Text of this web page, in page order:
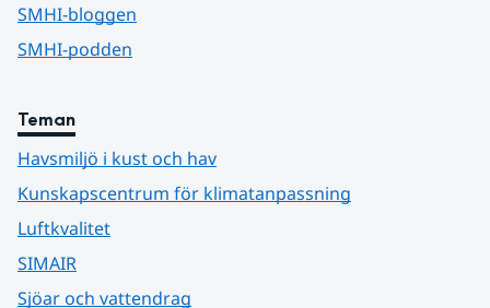
SMHI-bloggen
SMHI-podden
Teman
Havsmiljö i kust och hav
Kunskapscentrum för klimatanpassning
Luftkvalitet
SIMAIR
Sjöar och vattendrag